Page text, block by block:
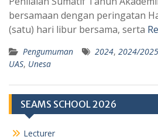
p
m
bersamaan dengan peringatan
(satu) hari libur bersama, serta
Pengumuman 2024, 2024/2025
UAS, Unesa
SEAMS SCHOOL 2026
Lecturer